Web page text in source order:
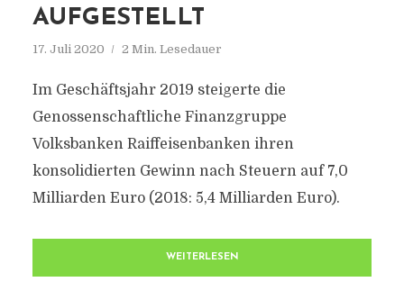
AUFGESTELLT
17. Juli 2020 2 Min. Lesedauer
Im Geschäftsjahr 2019 steigerte die
Genossenschaftliche Finanzgruppe
Volksbanken Raiffeisenbanken ihren
konsolidierten Gewinn nach Steuern auf 7,0
Milliarden Euro (2018: 5,4 Milliarden Euro).
WEITERLESEN